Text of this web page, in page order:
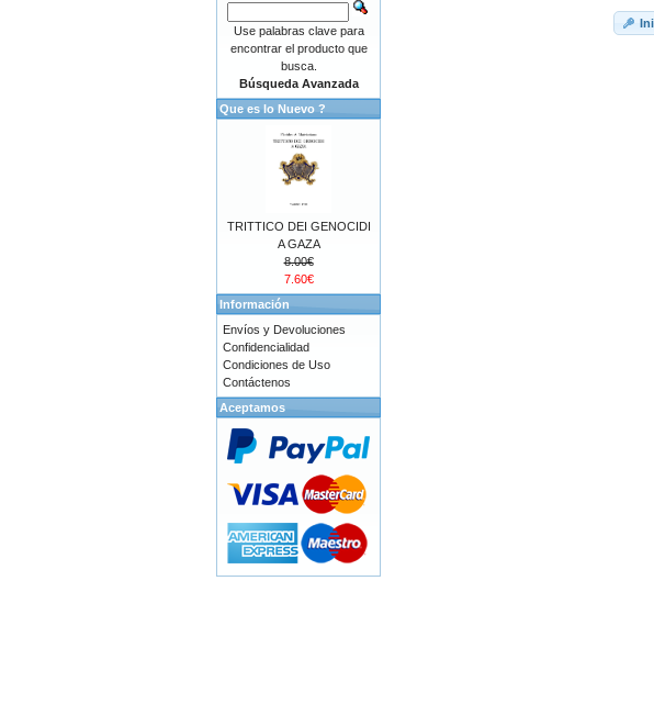
Use palabras clave para
encontrar el producto que
busca.
Búsqueda Avanzada
Que es lo Nuevo ?
TRITTICO DEI GENOCIDI
A GAZA
8.00€
7.60€
Información
Envíos y Devoluciones
Confidencialidad
Condiciones de Uso
Contáctenos
Aceptamos